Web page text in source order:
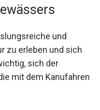
und
zu erleben und sich
sich der
mit dem Kanufahren